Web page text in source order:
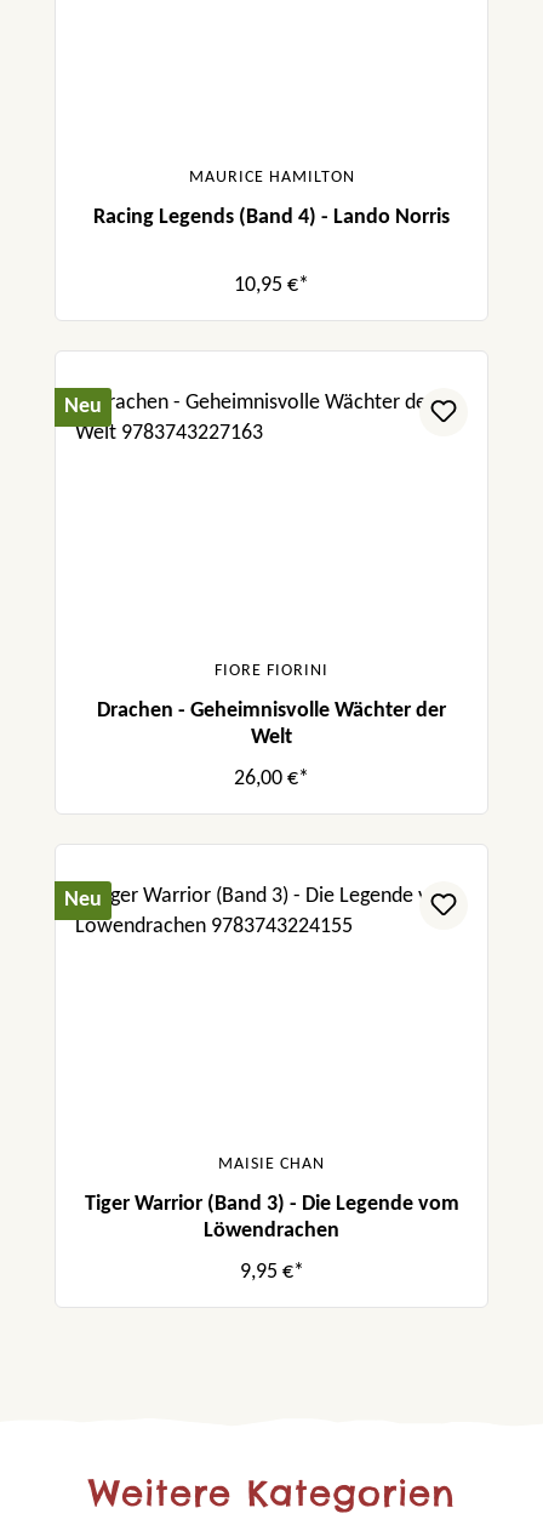
MAURICE HAMILTON
Racing Legends (Band 4) - Lando Norris
10,95 €*
Neu
FIORE FIORINI
Drachen - Geheimnisvolle Wächter der
Welt
26,00 €*
Neu
MAISIE CHAN
Tiger Warrior (Band 3) - Die Legende vom
Löwendrachen
9,95 €*
Weitere Kategorien